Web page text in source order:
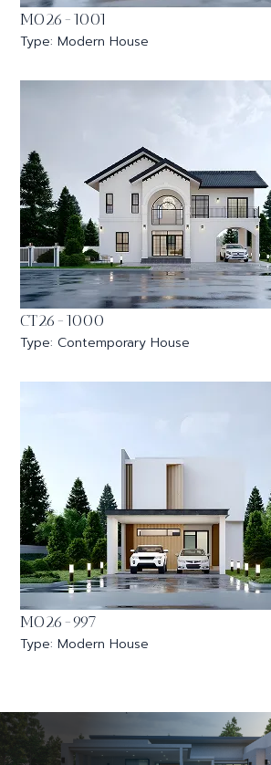
MO26-1001
Type: Modern House
CT26-1000
Type: Contemporary House
MO26-997
Type: Modern House